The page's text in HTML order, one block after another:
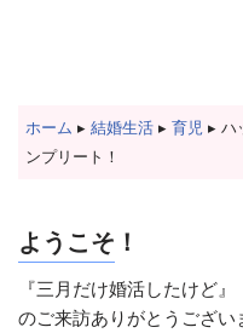
ホーム ▸結婚生活 ▸育児 ▸ハ
ンプリート！
ようこそ！
『三月だけ婚活したけど
のご来訪ありがとうござい